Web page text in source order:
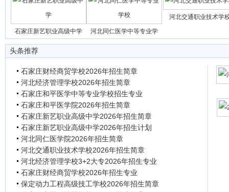
石家庄新艺职业高级中学 河北同仁医学中等专业学
河北交通职业技术学
头条推荐
石家庄财经商贸学校2026年招生简章
河北经济管理学校2026年招生简章
石家庄和平医学中等专业学校招生专业
石家庄和平医学院2026年招生简章
石家庄新艺职业高级中学2026年招生简章
石家庄新艺职业高级中学2026年招生计划
河北同仁医学院2026年招生简章
河北交通职业技术学校2026年招生简章
河北经济管理学校3+2大专2026年招生专业
石家庄财经商贸学校2026年招生专业
保定动力工程高级技工学校2026年招生简章